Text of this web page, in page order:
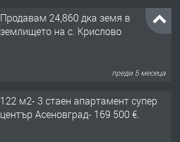
Продавам 24,860 дка земя в
землището на с. Крислово
преди 5 месеца
122 м2- 3 стаен апартамент супер
център Асеновград- 169 500 €.